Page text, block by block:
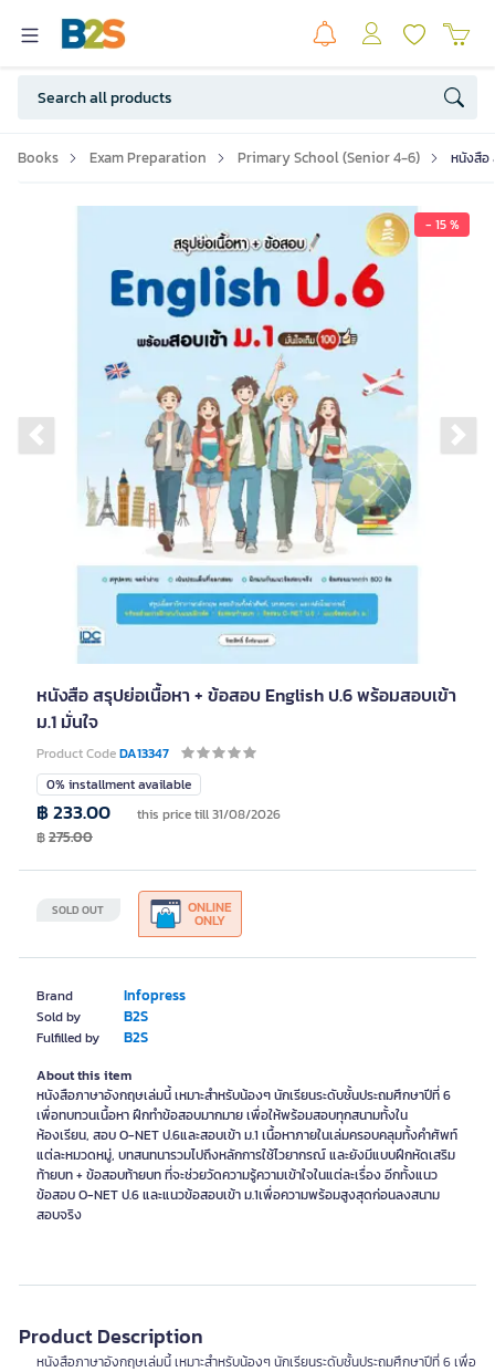
Books Exam Preparation Primary School (Senior 4-6) หนังสือ
- 15 %
Previous slide
หนังสือ สรุปย่อเนื้อหา + ข้อสอบ English ป.6 พร้อมสอบเข้า
ม.1 มั่นใจ
Product CodeDA13347
Brand Infopress
Sold by B2S
Fulfilled by B2S
0% installment available
SOLD OUT ONLINE
ONLY
฿ 233.00 this price till 31/08/2026
฿275.00
About this item
หนังสือภาษาอังกฤษเล่มนี้ เหมาะสำหรับน้องๆ นักเรียนระดับชั้นประถมศึกษาปีที่ 6
เพื่อทบทวนเนื้อหา ฝึกทำข้อสอบมากมาย เพื่อให้พร้อมสอบทุกสนามทั้งใน
ห้องเรียน, สอบ O-NET ป.6และสอบเข้า ม.1 เนื้อหาภายในเล่มครอบคลุมทั้งคำศัพท์
แต่ละหมวดหมู่, บทสนทนารวมไปถึงหลักการใช้ไวยากรณ์ และยังมีแบบฝึกหัดเสริม
ท้ายบท + ข้อสอบท้ายบท ที่จะช่วยวัดความรู้ความเข้าใจในแต่ละเรื่อง อีกทั้งแนว
ข้อสอบ O-NET ป.6 และแนวข้อสอบเข้า ม.1เพื่อความพร้อมสูงสุดก่อนลงสนาม
สอบจริง
Product Description
หนังสือภาษาอังกฤษเล่มนี้ เหมาะสำหรับน้องๆ นักเรียนระดับชั้นประถมศึกษาปีที่ 6 เพื่อ